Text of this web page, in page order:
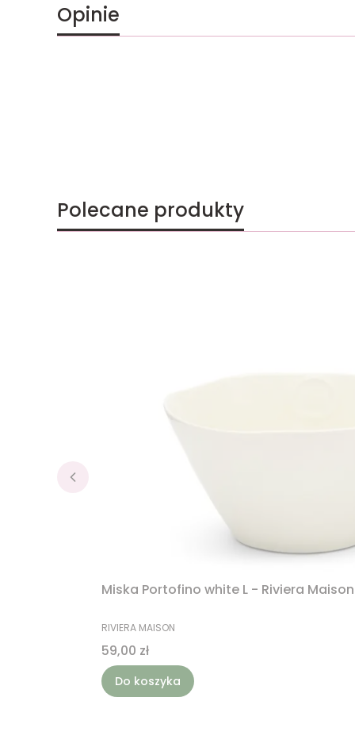
Opinie
Polecane produkty
Miska Portofino white L - Riviera Maison
PRODUCENT
RIVIERA MAISON
Cena
59,00 zł
Do koszyka